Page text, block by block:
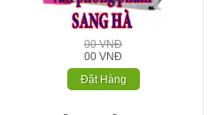
00 VNĐ
00 VNĐ
Đặt Hàng